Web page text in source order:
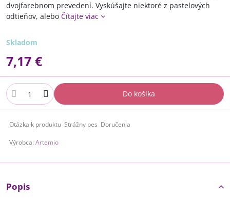
dvojfarebnom prevedení. Vyskúšajte niektoré z pastelových
odtieňov, alebo Čítajte viac
Skladom
7,17 €
Do košíka
Otázka k produktu Strážny pes Doručenia
Výrobca: Artemio
Popis